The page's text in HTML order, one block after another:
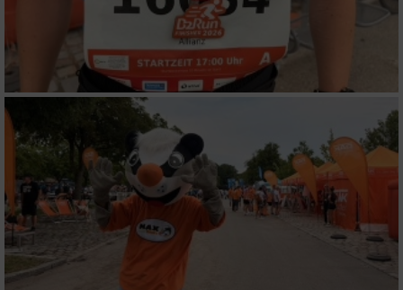
Wir nutzen Ihre Daten für folgende Zwecke:
IAB-Verarbeitungszwecke:
Speichern von oder Zugriff auf Informationen
auf einem Endgerät
Verwendung reduzierter Daten zur Auswahl
von Werbeanzeigen
Erstellung von Profilen für personalisierte
Werbung
Verwendung von Profilen zur Auswahl
personalisierter Werbung